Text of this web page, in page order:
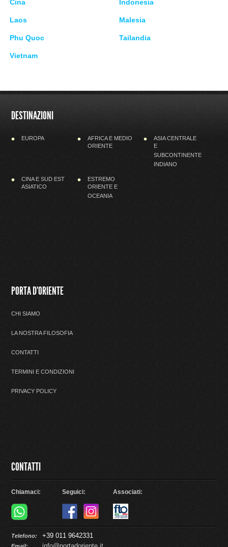
Cina Indonesia
Laos Malesia
Phu Quoc Tailandia
Vietnam
DESTINAZIONI
EUROPA AFRICA E MEDIO
ORIENTE
ASIA CENTRALE
E
SUBCONTINENTE
INDIANO
CINA E SUD EST
ASIATICO
ESTREMO
ORIENTE E
OCEANIA
PORTA D'ORIENTE
CHI SIAMO
LA NOSTRA FILOSOFIA
CONTATTI
TERMINI E CONDIZIONI
PRIVACY POLICY
CONTATTI
Chiamaci: Seguici: Associati:
Telefono: +39 011 9642331